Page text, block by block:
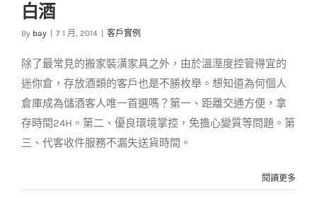
松山倉庫濕度控管 空
客戶實例
白酒
By bay 7 1 月, 2014 客戶實例
除了最常見的搬家裝潢家具之外，由於溫溼度控管得宜的
迷你倉，存放酒類的客戶也是不勝枚舉。想知道為何個人
倉庫成為儲酒客人唯一首選嗎？第一、距離交通方便，拿
存時間24H。第二、優良環境掌控，免擔心變質等問題。第
三、代客收件服務不漏失送貨時間。
閱讀更多